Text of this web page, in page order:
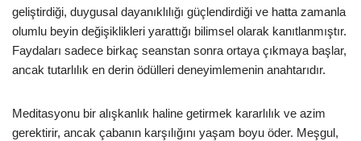
geliştirdiği, duygusal dayanıklılığı güçlendirdiği ve hatta zamanla
olumlu beyin değişiklikleri yarattığı bilimsel olarak kanıtlanmıştır.
Faydaları sadece birkaç seanstan sonra ortaya çıkmaya başlar,
ancak tutarlılık en derin ödülleri deneyimlemenin anahtarıdır.
Meditasyonu bir alışkanlık haline getirmek kararlılık ve azim
gerektirir, ancak çabanın karşılığını yaşam boyu öder. Meşgul,